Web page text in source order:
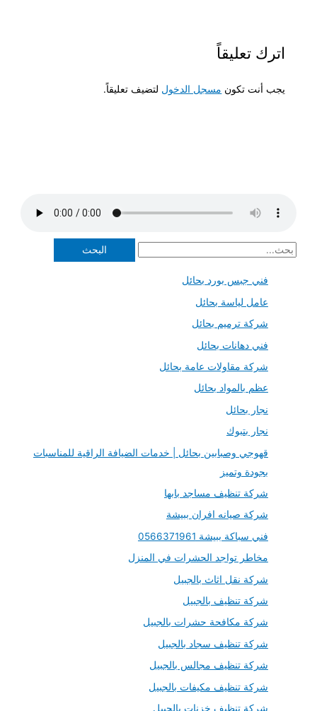
اترك تعليقاً
يجب أنت تكون مسجل الدخول لتضيف تعليقاً.
فني جبس بورد بحائل
عامل لياسة بحائل
شركة ترميم بحائل
فني دهانات بحائل
شركة مقاولات عامة بحائل
عظم بالمواد بحائل
نجار بحائل
نجار بتبوك
قهوجي وصبابين بحائل | خدمات الضيافة الراقية للمناسبات
بجودة وتميز
شركة تنظيف مساجد بابها
شركة صيانه افران ببيشة
فني سباكة ببيشة 0566371961
مخاطر تواجد الحشرات في المنزل
شركة نقل اثاث بالجبيل
شركة تنظيف بالجبيل
شركة مكافحة حشرات بالجبيل
شركة تنظيف سجاد بالجبيل
شركة تنظيف مجالس بالجبيل
شركة تنظيف مكيفات بالجبيل
شركة تنظيف خزنات بالجبيل